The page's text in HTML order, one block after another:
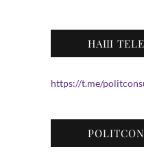
НАШ
https://t.me/